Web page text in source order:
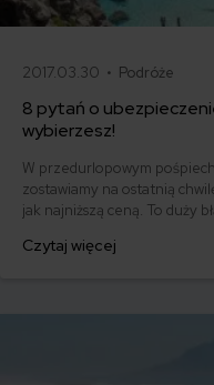
2017.03.30 • Podróże
8 pytań o
wybierzesz!
W przedurlopowym
zostawiamy na ostatnią
jak najniższą ceną. To duży
wypadkowi, a polisa, którą
Czytaj więcej